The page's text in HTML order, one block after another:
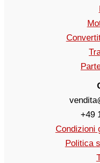
+49
Condizioni
Politica